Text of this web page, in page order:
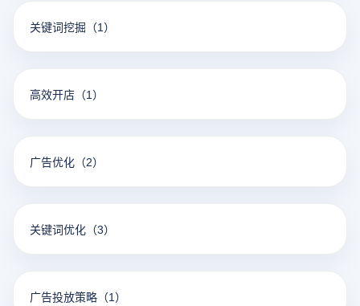
关键词挖掘 （1）
高效开店 （1）
广告优化 （2）
关键词优化 （3）
广告投放策略 （1）